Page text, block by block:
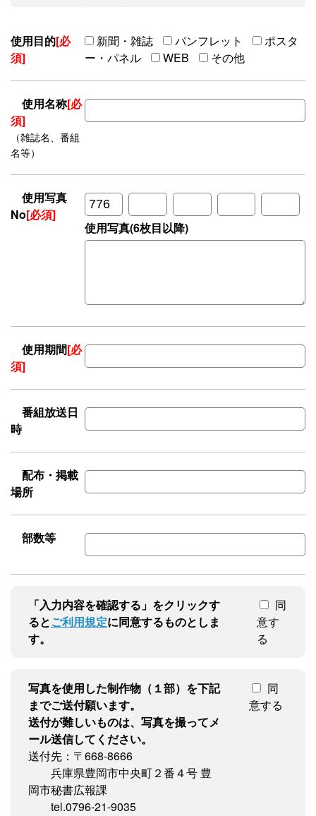
使用目的[必
須]
新聞・雑誌 パンフレット
ポスタ
ー・パネル
WEB その他
使用名称[必
須]
（雑誌名、番組
名等）
使用写真
No[必須]
使用写真(6枚目以降)
使用期間[必
須]
番組放送日
時
配布・掲載
場所
部数等
「入力内容を確認する」をクリックす
るとご利用規定に同意するものとしま
す。
同
意す
る
写真を使用した制作物（１部）を下記
までご送付願います。
送付が難しいものは、写真を撮ってメ
ール送信してください。
送付先：〒668-8666
兵庫県豊岡市中央町２番４号 豊
岡市秘書広報課
tel.0796-21-9035
同
意する